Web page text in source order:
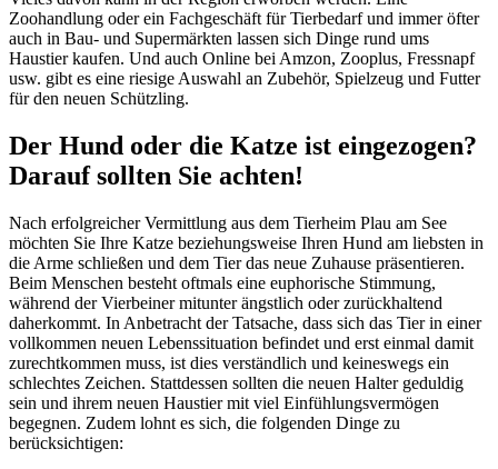
Zoohandlung oder ein Fachgeschäft für Tierbedarf und immer öfter
auch in Bau- und Supermärkten lassen sich Dinge rund ums
Haustier kaufen. Und auch Online bei Amzon, Zooplus, Fressnapf
usw. gibt es eine riesige Auswahl an Zubehör, Spielzeug und Futter
für den neuen Schützling.
Der Hund oder die Katze ist eingezogen?
Darauf sollten Sie achten!
Nach erfolgreicher Vermittlung aus dem Tierheim Plau am See
möchten Sie Ihre Katze beziehungsweise Ihren Hund am liebsten in
die Arme schließen und dem Tier das neue Zuhause präsentieren.
Beim Menschen besteht oftmals eine euphorische Stimmung,
während der Vierbeiner mitunter ängstlich oder zurückhaltend
daherkommt. In Anbetracht der Tatsache, dass sich das Tier in einer
vollkommen neuen Lebenssituation befindet und erst einmal damit
zurechtkommen muss, ist dies verständlich und keineswegs ein
schlechtes Zeichen. Stattdessen sollten die neuen Halter geduldig
sein und ihrem neuen Haustier mit viel Einfühlungsvermögen
begegnen. Zudem lohnt es sich, die folgenden Dinge zu
berücksichtigen: